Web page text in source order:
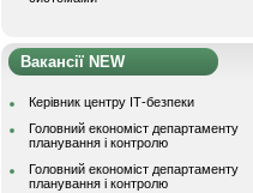
Вакансії NEW
Керівник центру ІТ-безпеки
Головний економіст департаменту
планування і контролю
Головний економіст департаменту
планування і контролю